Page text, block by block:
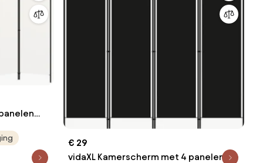
€ 29
vidaXL Kamerscherm met 4 panelen